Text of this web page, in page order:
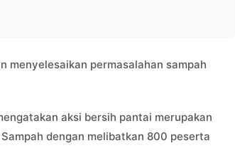
menyelesaikan permasalahan sampah
aksi bersih pantai merupakan
dengan melibatkan 800 peserta